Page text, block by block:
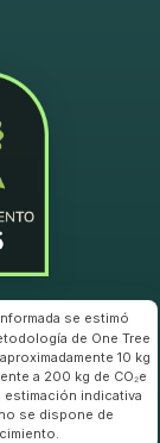
se estimó
de One Tree
10 kg
a 200 kg de CO₂e
indicativa
se dispone de